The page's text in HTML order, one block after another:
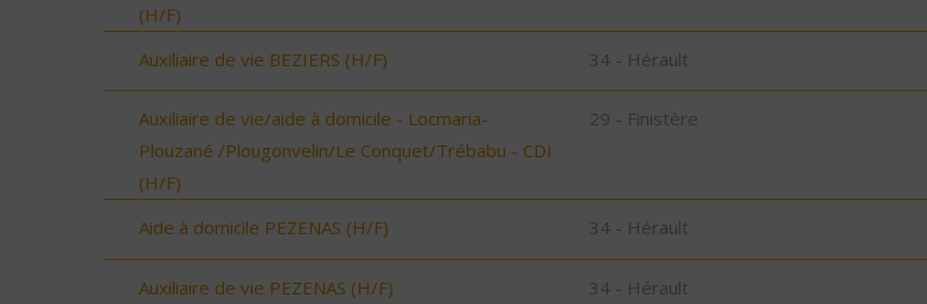
(H/F)
Auxiliaire de vie BEZIERS (H/F) 34 - Hérault
Auxiliaire de vie/aide à domicile - Locmaria-
Plouzané /Plougonvelin/Le Conquet/Trébabu - CDI
(H/F)
29 - Finistère
Aide à domicile PEZENAS (H/F) 34 - Hérault
Auxiliaire de vie PEZENAS (H/F) 34 - Hérault